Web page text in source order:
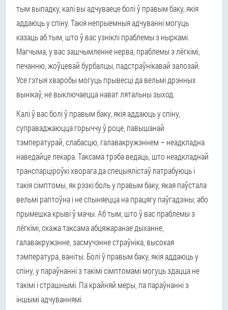
тым выпадку, калі вы адчуваеце болі ў правым баку, якія
аддаюць у спіну. Такія непрыемныя адчуванні могуць
казаць аб тым, што ў вас узніклі праблемы з ныркамі.
Магчыма, у вас зашчымленне нерва, праблемы з лёгкімі,
печанню, жоўцевай бурбалцы, падстраўнікавай залозай.
Усе гэтыя хваробы могуць прывесці да вельмі дрэнных
вынікаў, не выключаецца нават лятальны зыход.
Калі ў вас болі ў правым баку, якія аддаюць у спіну,
суправаджаюцца горыччу ў роце, павышанай
тэмпературай, слабасцю, галавакружэннем – неадкладна
наведайце лекара. Таксама трэба ведаць, што неадкладнай
транспарціроўкі хворага да спецыялістаў патрабуюць і
такія сімптомы, як рэзкі боль у правым баку, якая паўстала
вельмі раптоўна і не спыняецца на працягу паўгадзіны, або
прымешка крыві ў мачы. Аб тым, што ў вас праблемы з
лёгкімі, скажа таксама абцяжаранае дыханне,
галавакружэнне, засмучэнне страўніка, высокая
тэмпература, ваніты. Болі ў правым баку, якія аддаюць у
спіну, у параўнанні з такімі сімптомамі могуць здацца не
такімі і страшнымі. Па крайняй меры, па параўнанні з
іншымі адчуваннямі.